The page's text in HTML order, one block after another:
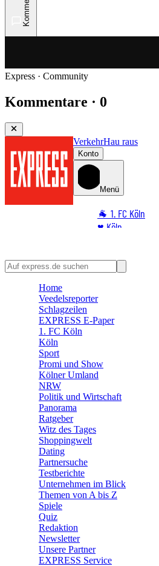
Express · Community
Kommentare · 0
VerkehrHau raus
Konto
Menü
🐐 1. FC Köln
♥️ Köln
🏆 Sport
🛒 Shoppingwelt
Home
Veedelsreporter
Schlagzeilen
EXPRESS E-Paper
1. FC Köln
Köln
Sport
Promi und Show
Kölner Umland
NRW
Politik und Wirtschaft
Panorama
Ratgeber
Witz des Tages
Shoppingwelt
Dating
Partnersuche
Testberichte
Unternehmen im Blick
Themen von A bis Z
Spiele
Quiz
Redaktion
Newsletter
Unsere Partner
EXPRESS Service